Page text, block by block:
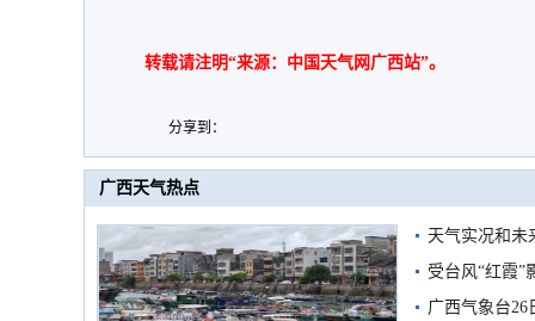
转载请注明“来源：中国天气网广西站”。
分享到：
广西天气热点
天气实况和未
受台风“红霞”
有较强降雨
广西气象台26